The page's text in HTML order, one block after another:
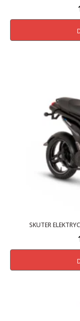
SKUTER